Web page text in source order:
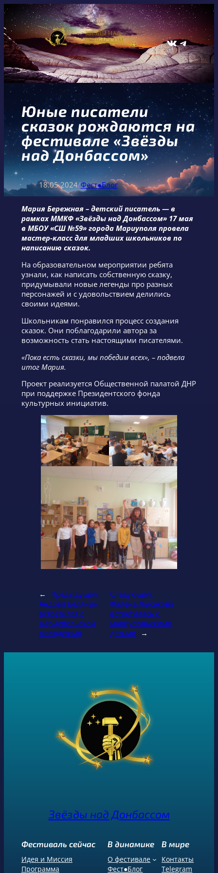
Перейти
к
содержимому
ВКонтакте Telegram
Юные писатели
сказок рождаются на
фестивале «Звёзды
над Донбассом»
18.05.2024/Фест●Блог
Мария Бережная – детский писатель — в
рамках ММКФ «Звёзды над Донбассом» 17 мая
в МБОУ «СШ №59» города Мариуполя провела
мастер-класс для младших школьников по
написанию сказок.
На образовательном мероприятии ребята
узнали, как написать собственную сказку,
придумывали новые легенды про разных
персонажей и с удовольствием делились
своими идеями.
Школьникам понравился процесс создания
сказок. Они поблагодарили автора за
возможность стать настоящими писателями.
«Пока есть сказки, мы победим всех», – подвела
итог Мария.
Проект реализуется Общественной палатой ДНР
при поддержке Президентского фонда
культурных инициатив.
←
Предыдущая:
Андрей Белянин
встретился с
мариупольской
молодежью
Следующая:
Фалена Лысакова
встретилась с
мариупольскими
детьми
→
Звёзды над Донбассом
Фестиваль сейчас
Идея и Миссия
Программа
В динамике
О фестивале
Фест●Блог
В мире
Контакты
Telegram